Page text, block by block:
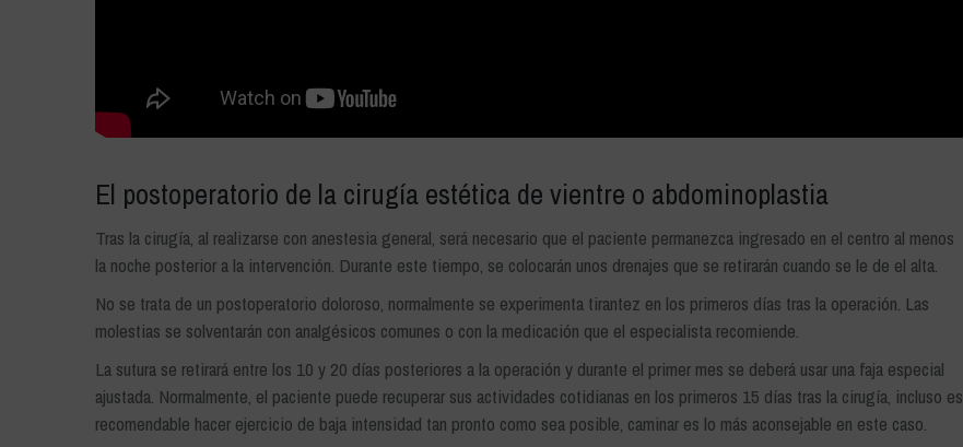
El postoperatorio de la cirugía estética de vientre o abdominoplastia
Tras la cirugía, al realizarse con anestesia general, será necesario que el paciente permanezca ingresado en el centro al menos
la noche posterior a la intervención. Durante este tiempo, se colocarán unos drenajes que se retirarán cuando se le de el alta.
No se trata de un postoperatorio doloroso, normalmente se experimenta tirantez en los primeros días tras la operación. Las
molestias se solventarán con analgésicos comunes o con la medicación que el especialista recomiende.
La sutura se retirará entre los 10 y 20 días posteriores a la operación y durante el primer mes se deberá usar una faja especial
ajustada. Normalmente, el paciente puede recuperar sus actividades cotidianas en los primeros 15 días tras la cirugía, incluso es
recomendable hacer ejercicio de baja intensidad tan pronto como sea posible, caminar es lo más aconsejable en este caso.